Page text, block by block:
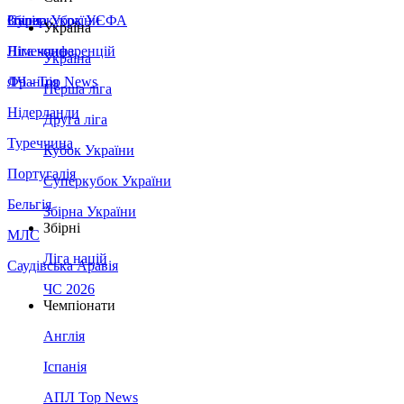
Збірна України
Італія
Німеччина
Франція
Нідерланди
Туреччина
Португалія
Бельгія
МЛС
Саудівська Аравія
Суперкубок УЄФА
Ліга конференцій
ЛЧ - Top News
Україна
Україна
Перша ліга
Друга ліга
Кубок України
Суперкубок України
Збірна України
Збірні
Ліга націй
ЧС 2026
Чемпіонати
Англія
Іспанія
АПЛ Top News